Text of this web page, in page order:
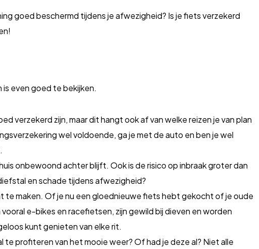
goed beschermd tijdens je afwezigheid? Is je fiets verzekerd
is even goed te bekijken.
verzekerd zijn, maar dit hangt ook af van welke reizen je van plan
wel voldoende, ga je met de auto en ben je wel
onbewoond achter blijft. Ook is de risico op inbraak groter dan
en schade tijdens afwezigheid?
te maken. Of je nu een gloednieuwe fiets hebt gekocht of je oude
e-bikes en racefietsen, zijn gewild bij dieven en worden
kunt genieten van elke rit.
profiteren van het mooie weer? Of had je deze al? Niet alle